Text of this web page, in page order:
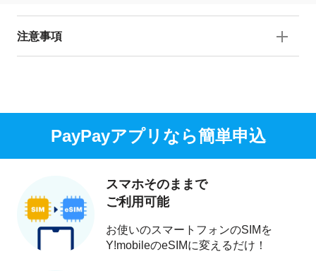
注意事項
PayPayアプリなら簡単申込
スマホそのままで
ご利用可能
お使いのスマートフォンのSIMを
Y!mobileのeSIMに変えるだけ！